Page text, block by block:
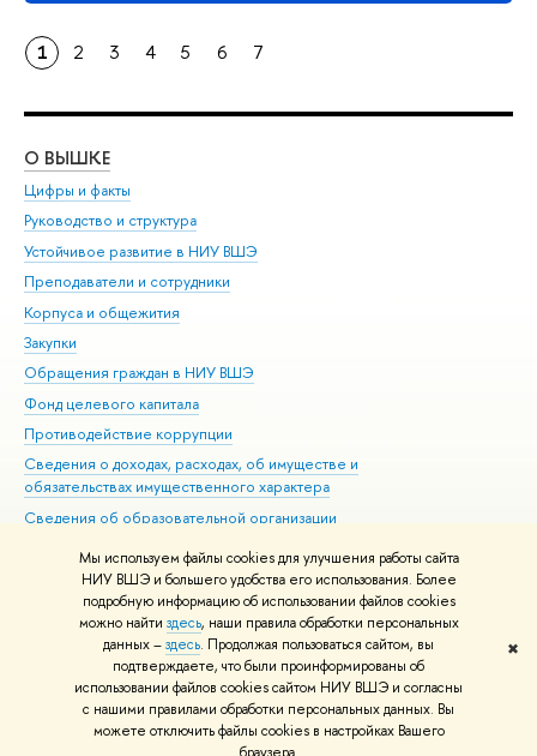
Мы используем файлы cookies для улучшения работы сайта
НИУ ВШЭ и большего удобства его использования. Более
подробную информацию об использовании файлов cookies
можно найти здесь, наши правила обработки персональных
данных –здесь. Продолжая пользоваться сайтом, вы
подтверждаете, что были проинформированы об
использовании файлов cookies сайтом НИУ ВШЭ и согласны
с нашими правилами обработки персональных данных. Вы
можете отключить файлы cookies в настройках Вашего
✖
1 2 3 4 5 6 7
О ВЫШКЕ
Цифры и факты
Руководство и структура
Устойчивое развитие в НИУ ВШЭ
Преподаватели и сотрудники
Корпуса и общежития
Закупки
Обращения граждан в НИУ ВШЭ
Фонд целевого капитала
Противодействие коррупции
Сведения о доходах, расходах, об имуществе и
обязательствах имущественного характера
Сведения об образовательной организации
Людям с ограниченными возможностями здоровья
Единая платежная страница
Работа в Вышке
© НИУ ВШЭ 1993–2026 Адреса и контакты Условия использования
материалов Политика конфиденциальности Карта сайта
Шрифты HSE Sans и HSE Slab разработаны вШколе дизайна НИУ ВШЭ